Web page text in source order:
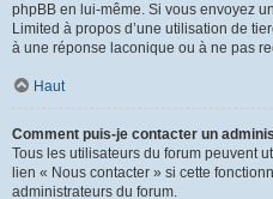
phpBB en lui-même. Si vous envoyez
Limited à propos d’une utilisation de
à une réponse laconique ou à ne pas
Haut
Comment puis-je contacter un
Tous les utilisateurs du forum peuvent
lien « Nous contacter » si cette
administrateurs du forum.